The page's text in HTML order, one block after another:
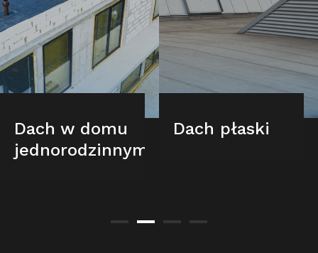
Dach w domu
jednorodzinnym
Dach płaski